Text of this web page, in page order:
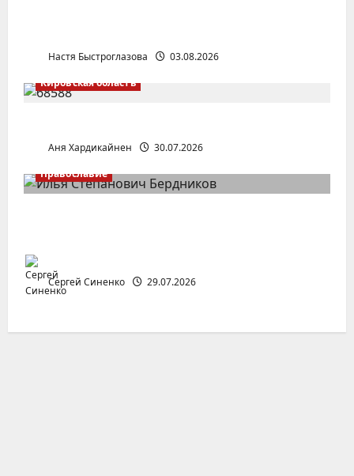
Настя Быстроглазова
03.08.2026
Кировская область
Аня Хардикайнен
30.07.2026
Православие
Сергей Синенко 29.07.2026